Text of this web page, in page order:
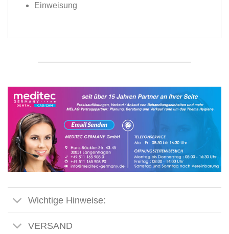
Einweisung
Wichtige Hinweise:
VERSAND